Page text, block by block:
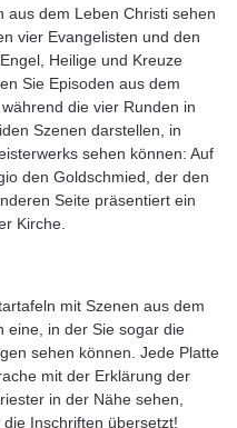
aus dem Leben Christi sehen
vier Evangelisten und den
Heilige und Kreuze
Sie Episoden aus dem
die vier Runden in
Szenen darstellen, in
sehen können: Auf
den Goldschmied, der den
Seite präsentiert ein
Kirche.
mit Szenen aus dem
eine, in der Sie sogar die
sehen können. Jede Platte
mit der Erklärung der
in der Nähe sehen,
Inschriften übersetzt!